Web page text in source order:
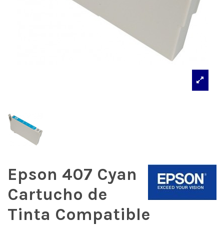
Epson 407 Cyan
Cartucho de
Tinta Compatible